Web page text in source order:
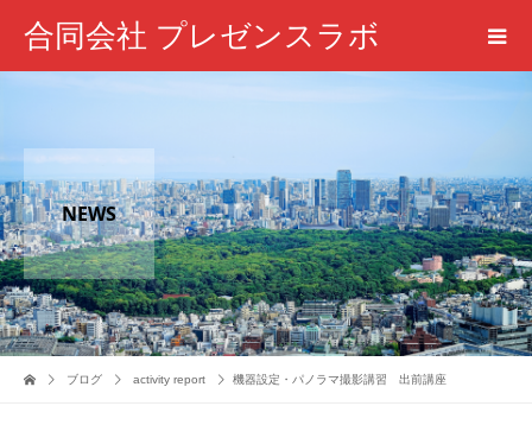
合同会社 プレゼンスラボ
NEWS
ブログ activity report 機器設定・パノラマ撮影講習 出前講座